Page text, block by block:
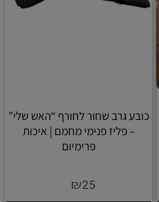
כובע גרב שחור לחורף “האש שלי”
– פליז פנימי מחמם | איכות
פרימיום
₪25